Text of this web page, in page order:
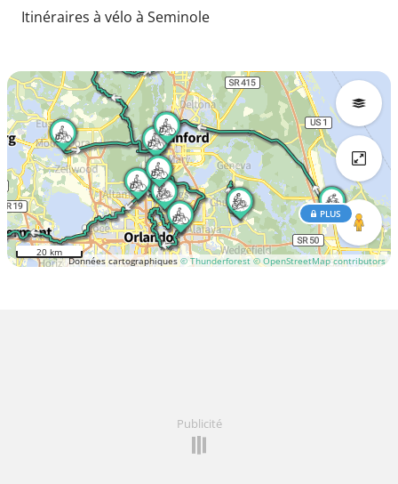
Itinéraires à vélo à Seminole
Données cartographiques © Thunderforest © OpenStreetMap contributors
PLUS
20 km
Publicité